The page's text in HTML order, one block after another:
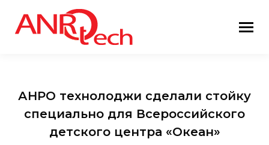
АНРО технолоджи сделали стойку
специально для Всероссийского
детского центра «Океан»